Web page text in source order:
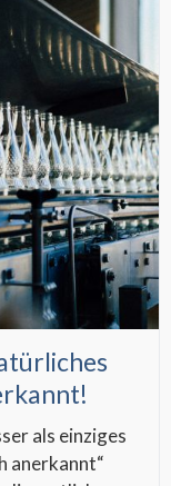
als einziges
anerkannt“